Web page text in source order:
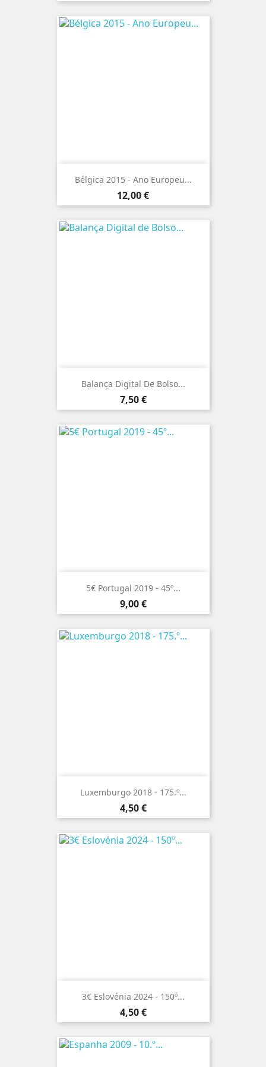
Bélgica 2015 - Ano Europeu...
Preço
12,00 €
Balança Digital De Bolso...
Preço
7,50 €
5€ Portugal 2019 - 45º...
Preço
9,00 €
Luxemburgo 2018 - 175.º...
Preço
4,50 €
3€ Eslovénia 2024 - 150º...
Preço
4,50 €